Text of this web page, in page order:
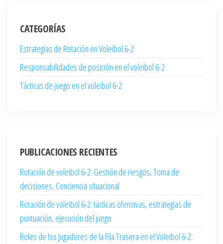
CATEGORÍAS
Estrategias de Rotación en Voleibol 6-2
Responsabilidades de posición en el voleibol 6-2
Tácticas de juego en el voleibol 6-2
PUBLICACIONES RECIENTES
Rotación de voleibol 6-2: Gestión de riesgos, Toma de
decisiones, Conciencia situacional
Rotación de voleibol 6-2: tácticas ofensivas, estrategias de
puntuación, ejecución del juego
Roles de los Jugadores de la Fila Trasera en el Voleibol 6-2: